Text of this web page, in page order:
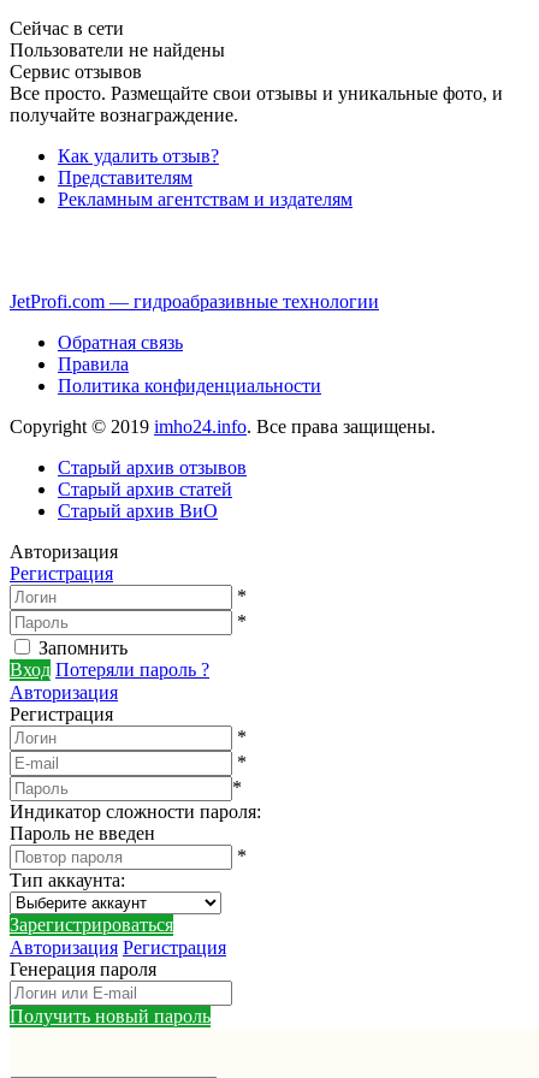
Сейчас в сети
Пользователи не найдены
Сервис отзывов
Все просто. Размещайте свои отзывы и уникальные фото, и
получайте вознаграждение.
Как удалить отзыв?
Представителям
Рекламным агентствам и издателям
JetProfi.com — гидроабразивные технологии
Обратная связь
Правила
Политика конфиденциальности
Copyright © 2019 imho24.info. Все права защищены.
Старый архив отзывов
Старый архив статей
Старый архив ВиО
Авторизация
Регистрация
*
*
Запомнить
Вход Потеряли пароль ?
Авторизация
Регистрация
*
*
*
Индикатор сложности пароля:
Пароль не введен
*
Тип аккаунта:
Зарегистрироваться
Авторизация Регистрация
Генерация пароля
Получить новый пароль